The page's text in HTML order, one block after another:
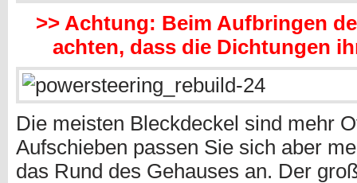
>> Achtung: Beim Aufbringen
achten, dass die Dichtungen
Die meisten Bleckdeckel sind mehr
Aufschieben passen Sie sich aber
das Rund des Gehauses an. Der